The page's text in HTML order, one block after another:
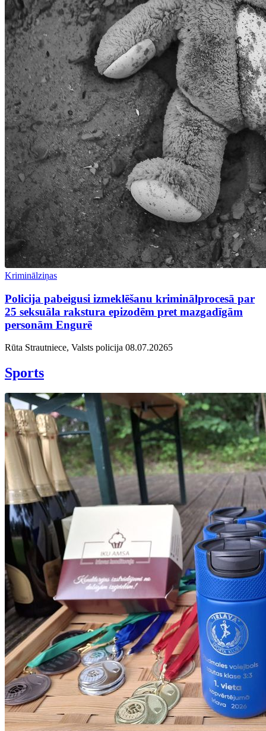
Kriminālziņas
Policija pabeigusi izmeklēšanu kriminālprocesā par
25 seksuāla rakstura epizodēm pret mazgadīgām
personām Engurē
Rūta Strautniece, Valsts policija 08.07.20265
Sports